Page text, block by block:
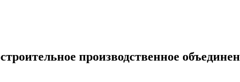
производственное